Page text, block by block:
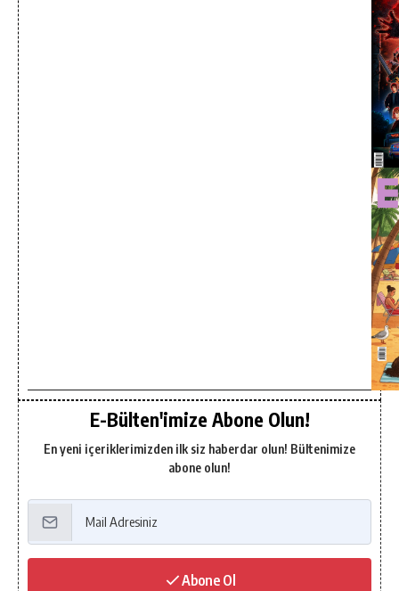
E-Bülten'imize Abone Olun!
En yeni içeriklerimizden ilk siz haberdar olun! Bültenimize
abone olun!
Abone Ol